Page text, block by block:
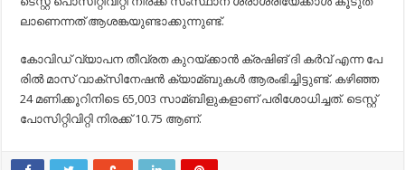
ലാ​ണെ​ന്ന​ത് ആ​ശ​ങ്ക​യു​ണ്ടാ​ക്കു​ന്നു​ണ്ട്.
കോ​വി​ഡ് വ്യാ​പ​ന തീ​വ്ര​ത കു​റ​യ്ക്കാ​ന്‍ ക്ര​ഷി​ങ് ദി ​ക​ര്‍​വ് എ​ന്ന പേ​
രി​ല്‍ മാ​സ് വാ​ക്സി​നേ​ഷ​ന്‍ ക്യാ​മ്ബു​ക​ള്‍ ആ​രം​ഭി​ച്ചി​ട്ടു​ണ്ട്. ക​ഴി​ഞ്ഞ
24 മ​ണി​ക്കൂ​റി​നി​ടെ 65,003 സാ​മ്ബി​ളു​ക​ളാ​ണ് പ​രി​ശോ​ധി​ച്ച​ത്. ടെ​സ്റ്റ്
പോ​സി​റ്റി​വി​റ്റി നി​ര​ക്ക് 10.75 ആ​ണ്.